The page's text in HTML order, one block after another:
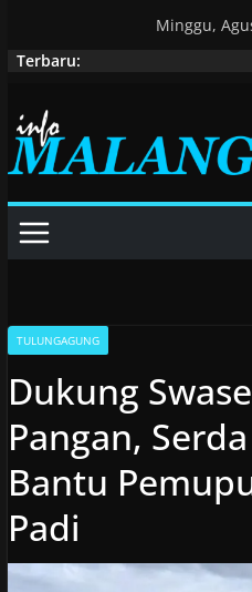
Minggu,
Terbaru:
TULUNGAGUNG
Dukung
Pangan,
Bantu
Padi